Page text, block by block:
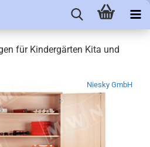
für Kindergärten Kita und
Niesky GmbH